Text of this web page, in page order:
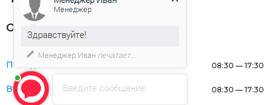
Оферта
Понедельник: 08:30 — 17:30
Вторник: 08:30 — 17:30
Введите сообщение
Менеджер
Здравствуйте!
Менеджер Иван печатает...